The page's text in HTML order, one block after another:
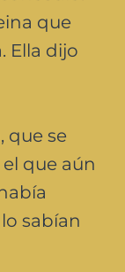
que
Ella dijo
que se
que aún
sabían